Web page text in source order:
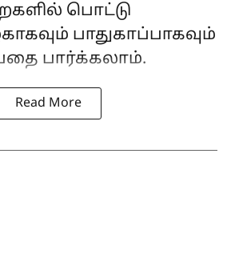
பொட்டு
பாதுகாப்பாகவும்
பார்க்கலாம்.
Read More